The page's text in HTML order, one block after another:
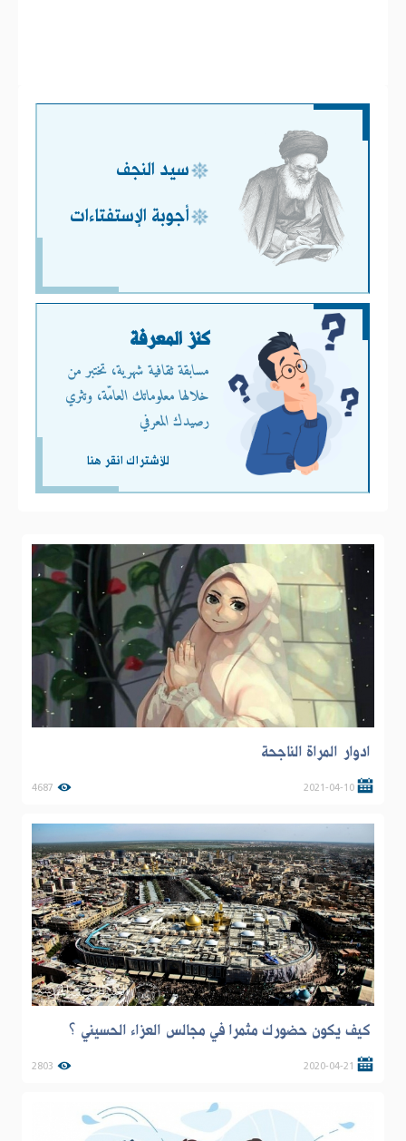
سيد النجف
أجوبة الإستفتاءات
كنز المعرفة
مسابقة ثقافية شهرية، تختبر من
خلالها معلوماتك العامّة، وتثري
رصيدك المعرفي
للأشتراك انقر هنا
ادوار المراة الناجحة
2021-04-10
4687
كيف يكون حضورك مثمرا في مجالس العزاء الحسيني ؟
2020-04-21
2803